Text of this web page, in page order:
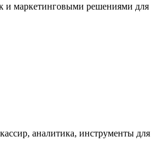
и маркетинговыми решениями для
аналитика, инструменты для